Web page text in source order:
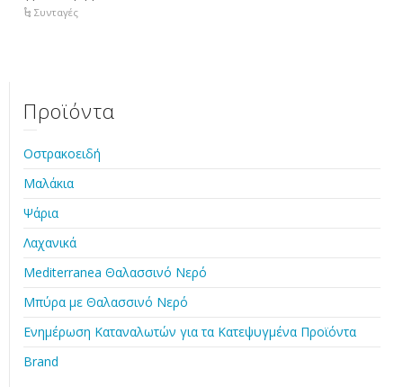
Συνταγές
Προϊόντα
Οστρακοειδή
Μαλάκια
Ψάρια
Λαχανικά
Mediterranea Θαλασσινό Νερό
Μπύρα με Θαλασσινό Νερό
Ενημέρωση Καταναλωτών για τα Κατεψυγμένα Προϊόντα
Brand